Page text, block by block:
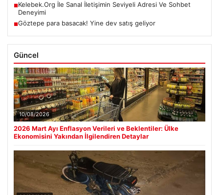
■Kelebek.Org İle Sanal İletişimin Seviyeli Adresi Ve Sohbet
Deneyimi
■Göztepe para basacak! Yine dev satış geliyor
Güncel
10/08/2026
2026 Mart Ayı Enflasyon Verileri ve Beklentiler: Ülke
Ekonomisini Yakından İlgilendiren Detaylar